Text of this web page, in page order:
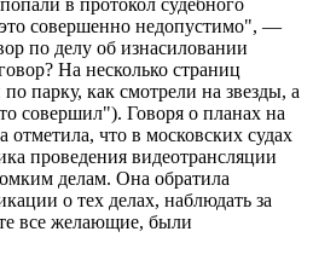
в протокол судебного
совершенно недопустимо", —
по делу об изнасиловании
На несколько страниц
парку, как смотрели на звезды, а
совершил"). Говоря о планах на
отметила, что в московских судах
проведения видеотрансляции
делам. Она обратила
о тех делах, наблюдать за
все желающие, были